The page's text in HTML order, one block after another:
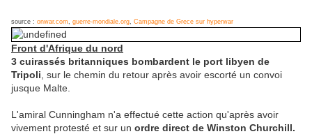
source : onwar.com guerre-mondiale.org Campagne de Grece sur hyperwar
Front d'Afrique du nord
3 cuirassés britanniques bombardent le port libyen de
Tripoli , sur le chemin du retour après avoir escorté un convoi
jusque Malte.
L'amiral Cunningham n'a effectué cette action qu'après avoir
vivement protesté et sur un ordre direct de Winston Churchill.